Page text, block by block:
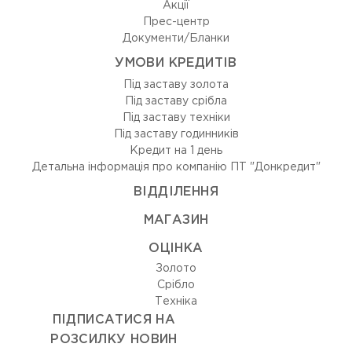
Акції
Прес-центр
Документи/Бланки
УМОВИ КРЕДИТІВ
Під заставу золота
Під заставу срібла
Під заставу техніки
Під заставу годинників
Кредит на 1 день
Детальна інформація про компанію ПТ "Донкредит"
ВIДДIЛЕННЯ
МАГАЗИН
ОЦIНКА
Золото
Срiбло
Технiка
ПІДПИСАТИСЯ НА
РОЗСИЛКУ НОВИН